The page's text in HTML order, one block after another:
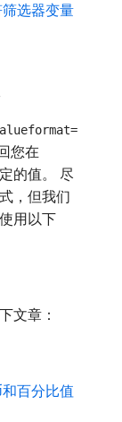
选器变量
您在
的值。 尽
，但我们
用以下
文章：
百分比值